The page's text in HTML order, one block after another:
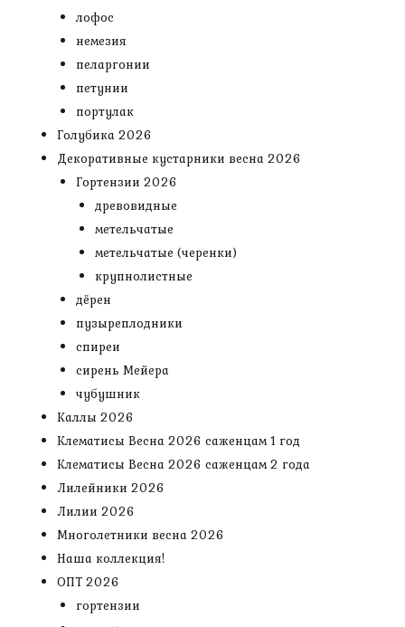
лофос
немезия
пеларгонии
петунии
портулак
Голубика 2026
Декоративные кустарники весна 2026
Гортензии 2026
древовидные
метельчатые
метельчатые (черенки)
крупнолистные
дёрен
пузыреплодники
спиреи
сирень Мейера
чубушник
Каллы 2026
Клематисы Весна 2026 саженцам 1 год
Клематисы Весна 2026 саженцам 2 года
Лилейники 2026
Лилии 2026
Многолетники весна 2026
Наша коллекция!
ОПТ 2026
гортензии